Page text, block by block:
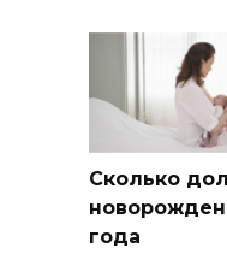
Сколько
года